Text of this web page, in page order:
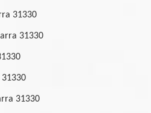
31330
31330
31330